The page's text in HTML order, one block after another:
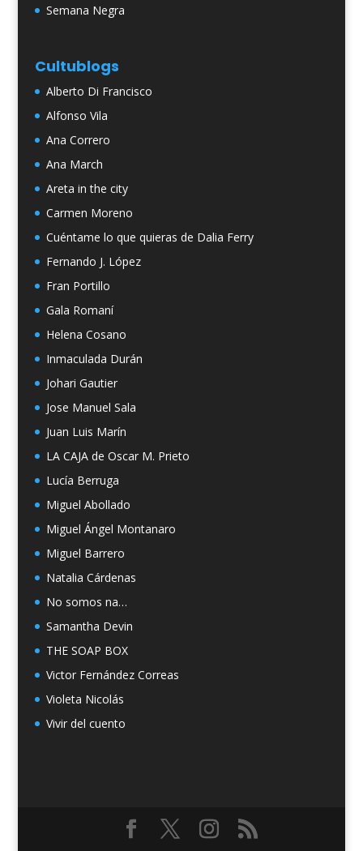
Semana Negra
Cultublogs
Alberto Di Francisco
Alfonso Vila
Ana Correro
Ana March
Areta in the city
Carmen Moreno
Cuéntame lo que quieras de Dalia Ferry
Fernando J. López
Fran Portillo
Gala Romaní
Helena Cosano
Inmaculada Durán
Johari Gautier
Jose Manuel Sala
Juan Luis Marín
LA CAJA de Oscar M. Prieto
Lucía Berruga
Miguel Abollado
Miguel Ángel Montanaro
Miguel Barrero
Natalia Cárdenas
No somos na…
Samantha Devin
THE SOAP BOX
Victor Fernández Correas
Violeta Nicolás
Vivir del cuento